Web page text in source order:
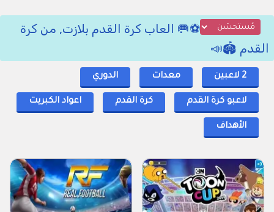
⚽🥅 العاب كرة القدم بلازت, من كرة
القدم 🏟📣
2 لاعبين معدات الدوري
لاعبو كرة القدم كرة القدم اعواد الكبريت
الأهداف